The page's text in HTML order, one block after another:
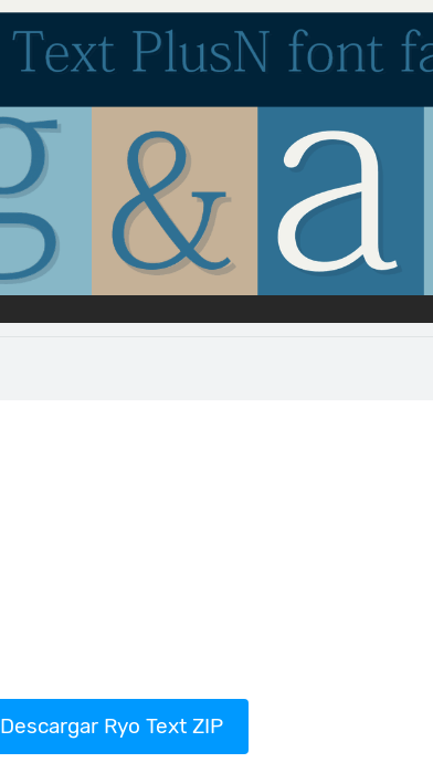
Descargar Ryo Text ZIP